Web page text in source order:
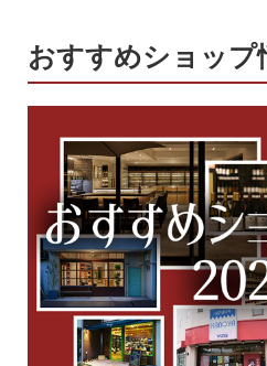
おすすめショップ